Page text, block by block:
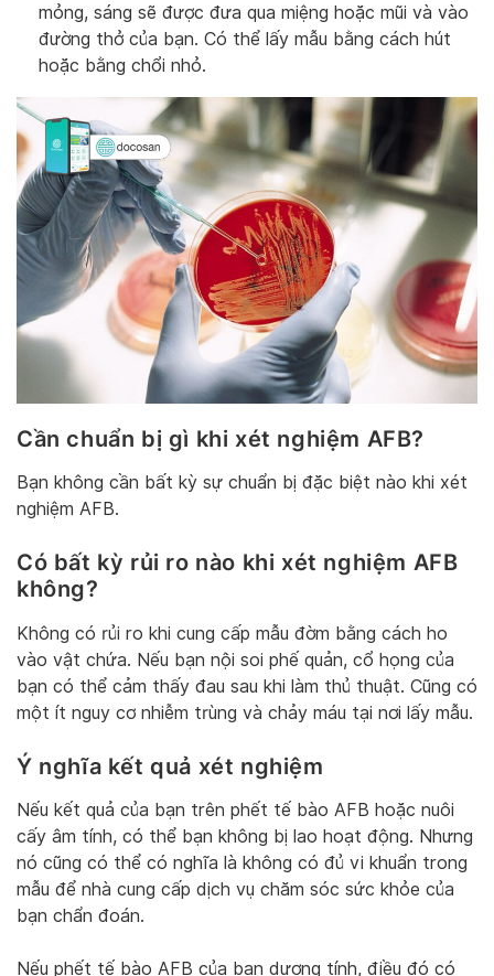
mỏng, sáng sẽ được đưa qua miệng hoặc mũi và vào
đường thở của bạn. Có thể lấy mẫu bằng cách hút
hoặc bằng chổi nhỏ.
Cần chuẩn bị gì khi xét nghiệm AFB?
Bạn không cần bất kỳ sự chuẩn bị đặc biệt nào khi xét
nghiệm AFB.
Có bất kỳ rủi ro nào khi xét nghiệm AFB
không?
Không có rủi ro khi cung cấp mẫu đờm bằng cách ho
vào vật chứa. Nếu bạn nội soi phế quản, cổ họng của
bạn có thể cảm thấy đau sau khi làm thủ thuật. Cũng có
một ít nguy cơ nhiễm trùng và chảy máu tại nơi lấy mẫu.
Ý nghĩa kết quả xét nghiệm
Nếu kết quả của bạn trên phết tế bào AFB hoặc nuôi
cấy âm tính, có thể bạn không bị lao hoạt động. Nhưng
nó cũng có thể có nghĩa là không có đủ vi khuẩn trong
mẫu để nhà cung cấp dịch vụ chăm sóc sức khỏe của
bạn chẩn đoán.
Nếu phết tế bào AFB của bạn dương tính, điều đó có